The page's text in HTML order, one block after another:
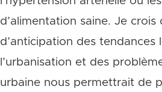
d’alimentation saine. Je crois
d’anticipation des tendances
l’urbanisation et des
urbaine nous permettrait de